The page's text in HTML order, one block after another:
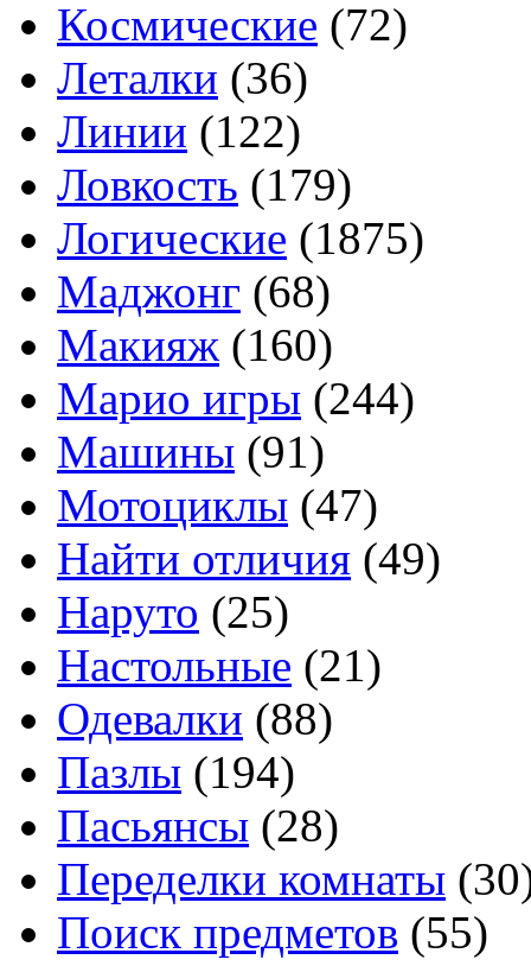
Космические (72)
Леталки (36)
Линии (122)
Ловкость (179)
Логические (1875)
Маджонг (68)
Макияж (160)
Марио игры (244)
Машины (91)
Мотоциклы (47)
Найти отличия (49)
Наруто (25)
Настольные (21)
Одевалки (88)
Пазлы (194)
Пасьянсы (28)
Переделки комнаты
Поиск предметов (55)